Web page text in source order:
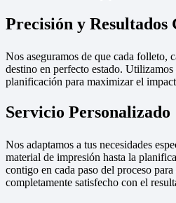
Precisión y Resultados
Nos aseguramos de que cada folleto,
destino en perfecto estado.
planificación para maximizar el
Servicio Personalizado
Nos adaptamos a tus necesidades
material de impresión hasta la
contigo en cada paso del proceso para
completamente satisfecho con el